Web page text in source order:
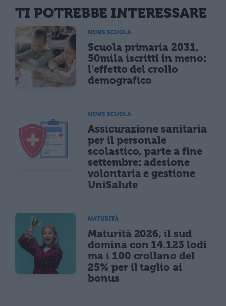
TI POTREBBE INTERESSARE
NEWS SCUOLA
Scuola primaria 2031,
50mila iscritti in meno:
l'effetto del crollo
demografico
NEWS SCUOLA
Assicurazione sanitaria
per il personale
scolastico, parte a fine
settembre: adesione
volontaria e gestione
UniSalute
MATURITÀ
Maturità 2026, il sud
domina con 14.123 lodi
ma i 100 crollano del
25% per il taglio ai
bonus